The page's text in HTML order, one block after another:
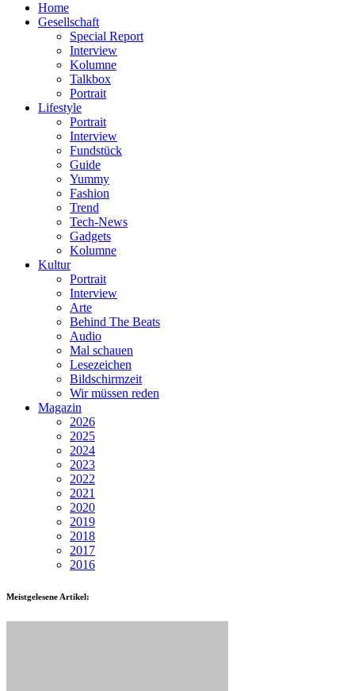
Home
Gesellschaft
Special Report
Interview
Kolumne
Talkbox
Portrait
Lifestyle
Portrait
Interview
Fundstück
Guide
Yummy
Fashion
Trend
Tech-News
Gadgets
Kolumne
Kultur
Portrait
Interview
Arte
Behind The Beats
Audio
Mal schauen
Lesezeichen
Bildschirmzeit
Wir müssen reden
Magazin
2026
2025
2024
2023
2022
2021
2020
2019
2018
2017
2016
Meistgelesene Artikel: